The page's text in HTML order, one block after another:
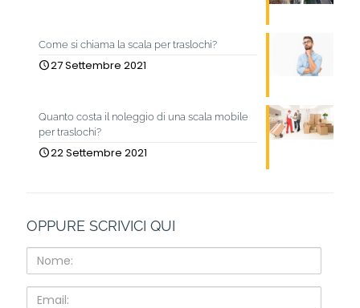
Come si chiama la scala per traslochi?
27 Settembre 2021
Quanto costa il noleggio di una scala mobile
per traslochi?
22 Settembre 2021
OPPURE SCRIVICI QUI
Nome:
Email: